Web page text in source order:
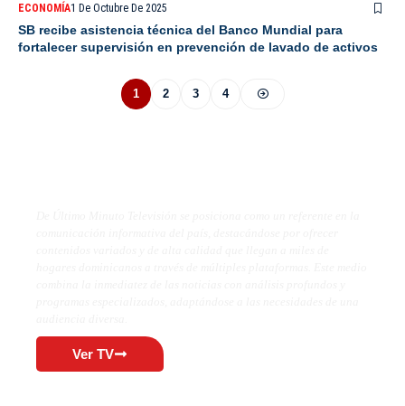
ECONOMÍA1 De Octubre De 2025
SB recibe asistencia técnica del Banco Mundial para
fortalecer supervisión en prevención de lavado de activos
1 2 3 4
Ver TV